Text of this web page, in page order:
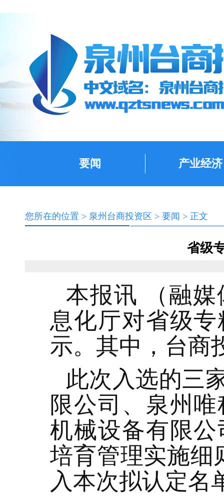
要闻 产业经济
您所在的位置 > 泉州台商投资区 > 要闻 > 正文
省级
本报讯 （融
息化厅对省级
示。其中，台商
此次入选的三
限公司、泉州
机械设备有限
培育管理实施细
入本次拟认定名